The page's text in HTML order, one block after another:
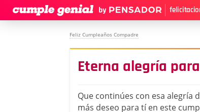
Feliz Cumpleaños Compadre
Eterna alegría
Que continúes con esa alegría
más deseo para tí en este